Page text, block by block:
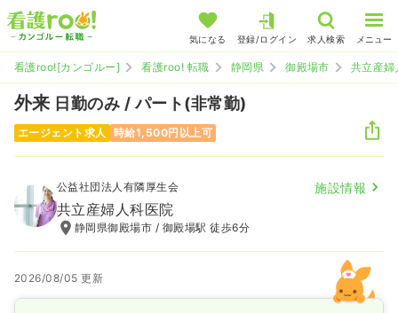
気になる 登録/ログイン 求人検索 メニュー
看護roo![カンゴルー] 看護roo! 転職 静岡県 御殿場市 共立産
外来 日勤のみ / パート(非常勤)
エージェント求人 時給1,500円以上可
公益社団法人有隣厚生会 施設情報
共立産婦人科医院
静岡県御殿場市 / 御殿場駅 徒歩6分
2026/08/05 更新